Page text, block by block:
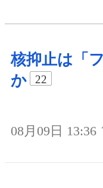
核抑止は「
か
22
08月09日 13:36